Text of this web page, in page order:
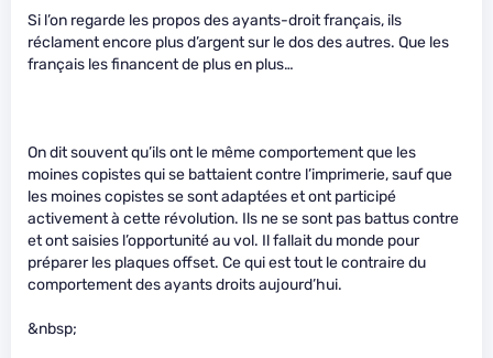
Si l’on regarde les propos des ayants-droit français, ils
réclament encore plus d’argent sur le dos des autres. Que les
français les financent de plus en plus…
On dit souvent qu’ils ont le même comportement que les
moines copistes qui se battaient contre l’imprimerie, sauf que
les moines copistes se sont adaptées et ont participé
activement à cette révolution. Ils ne se sont pas battus contre
et ont saisies l’opportunité au vol. Il fallait du monde pour
préparer les plaques offset. Ce qui est tout le contraire du
comportement des ayants droits aujourd’hui.
&nbsp;